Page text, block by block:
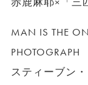
MAN IS THE
PHOTOGRAPH
スティーブン